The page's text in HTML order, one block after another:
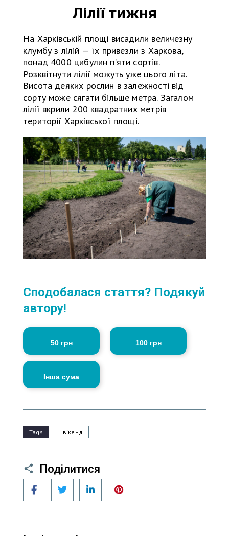
Лілії тижня
На Харківській площі висадили величезну
клумбу з лілій — їх привезли з Харкова,
понад 4000 цибулин пʼяти сортів.
Розквітнути лілії можуть уже цього літа.
Висота деяких рослин в залежності від
сорту може сягати більше метра. Загалом
лілії вкрили 200 квадратних метрів
території Харківської площі.
Сподобалася стаття? Подякуй
автору!
50 грн 100 грн
Інша сума
Tags вікенд
Поділитися
FacebookTwitter LinkedIn